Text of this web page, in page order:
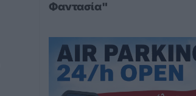
Φαντασία"